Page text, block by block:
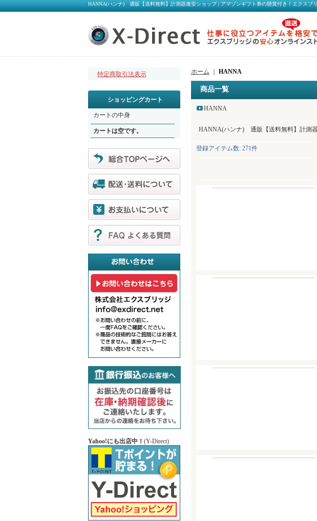
HANNA(ハンナ) 通販【送料無料】計測器激安ショップ | アマゾンギフト券の懸賞付き！エクスブ
特定商取引法表示
ショッピングカート
カートの中身
カートは空です。
Yahoo!にも出店中！ (Y-Direct)
ホーム HANNA
商品一覧
HANNA
HANNA(ハンナ) 通販【送料無料】計測
登録アイテム数:271件